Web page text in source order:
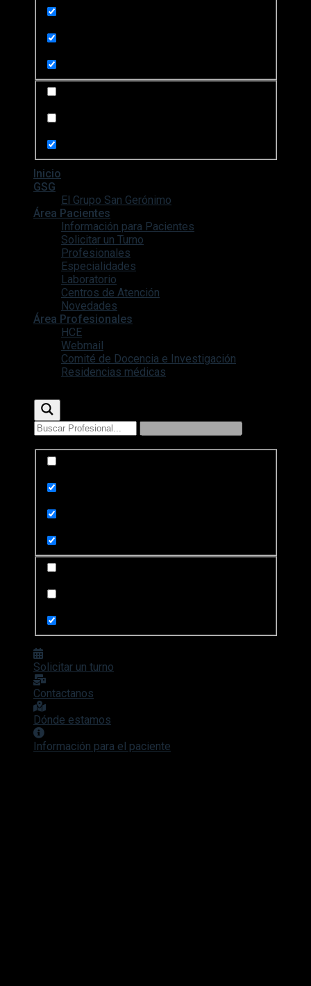
Inicio
GSG
El Grupo San Gerónimo
Área Pacientes
Información para Pacientes
Solicitar un Turno
Profesionales
Especialidades
Laboratorio
Centros de Atención
Novedades
Área Profesionales
HCE
Webmail
Comité de Docencia e Investigación
Residencias médicas
Solicitar un turno
Contactanos
Dónde estamos
Información para el paciente